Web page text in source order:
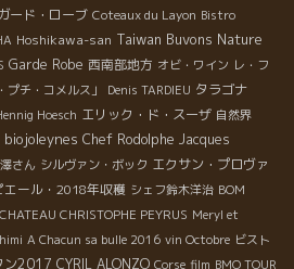
ガード・ローブ Coteaux du Layon Bistro
Hoshikawa-san Taiwan Buvons Nature
Garde Robe 西南部地方 オビ・ワイン レ・フ
プチ・コメルス」 Denis TARDIEU タラゴナ
Hoesch エリック・ド・スーザ 自然界
biojoleynes Chef Rodolphe Jacques
さん シルヴァン・ボック エクサン・プロヴァ
エール・2018年収穫 シェフ鈴木洋治 BOM
CHATEAU CHRISTOPHE PEYRUS Meryl et
A Chacun sa bulle 2016 vin Octobre ビスト
ン2017 CYRIL ALONZO Corse film BMO TOUR